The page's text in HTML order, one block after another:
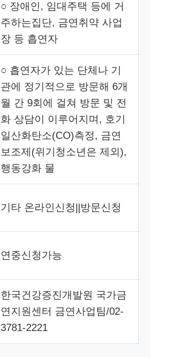
○ 장애인, 임대주택 등에 거
주하는집단, 금연취약 사업
장 등 흡연자
○ 흡연자가 있는 단체나 기
관에 정기적으로 방문해 6개
월 간 9회에 걸쳐 방문 및 전
화 상담이 이루어지며, 호기
일산화탄소(CO)측정, 금연
보조제(위기청소년은 제외),
행동강화 물
기타 온라인신청||방문신청
연중신청가능
한국건강증진개발원 국가금
연지원센터 금연사업팀/02-
3781-2221